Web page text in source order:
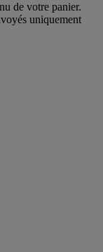
de votre panier.
uniquement